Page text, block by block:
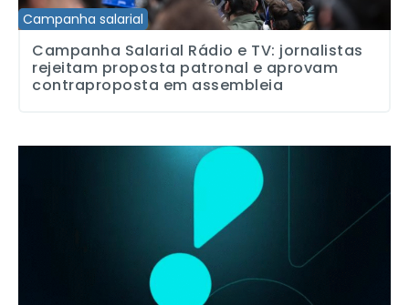
Campanha salarial
Campanha Salarial Rádio e TV: jornalistas
rejeitam proposta patronal e aprovam
contraproposta em assembleia
Após pressão dos trabalhadores, RedeTV! retoma o